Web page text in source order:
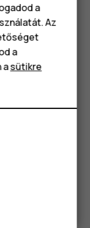
miközben
a
Az
a
asütikre